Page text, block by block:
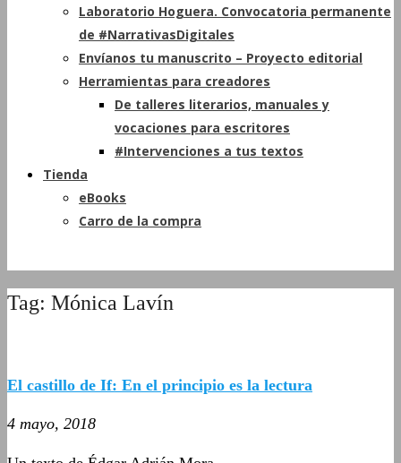
Laboratorio Hoguera. Convocatoria permanente
de #NarrativasDigitales
Envíanos tu manuscrito – Proyecto editorial
Herramientas para creadores
De talleres literarios, manuales y
vocaciones para escritores
#Intervenciones a tus textos
Tienda
eBooks
Carro de la compra
Tag: Mónica Lavín
El castillo de If: En el principio es la lectura
4 mayo, 2018